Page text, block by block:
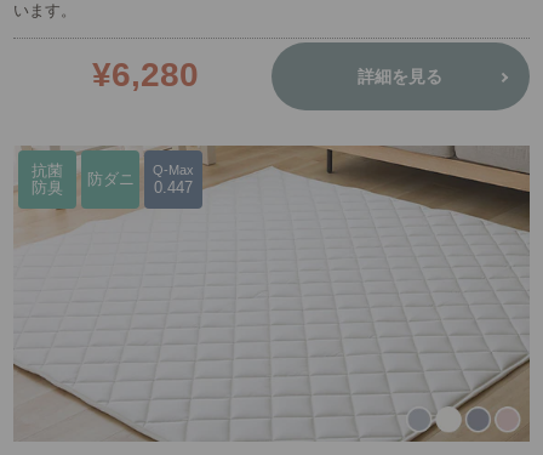
います。
¥6,280 詳細を見る
抗菌
防臭
防ダニ
Q-Max
0.447